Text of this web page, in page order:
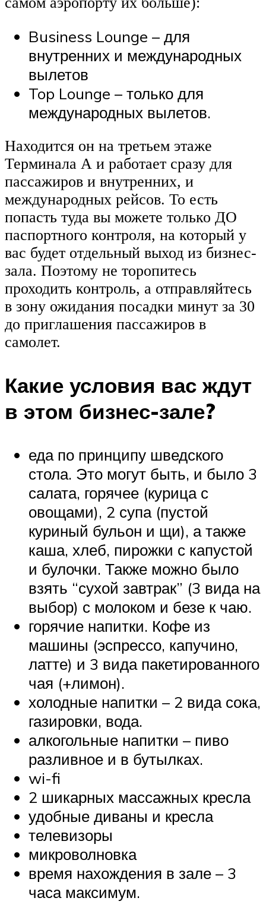
Business Lounge – для
внутренних и международных
вылетов
Top Lounge – только для
международных вылетов.
Находится он на третьем этаже
Терминала А и работает сразу для
пассажиров и внутренних, и
международных рейсов. То есть
попасть туда вы можете только ДО
паспортного контроля, на который у
вас будет отдельный выход из бизнес-
зала. Поэтому не торопитесь
проходить контроль, а отправляйтесь
в зону ожидания посадки минут за 30
до приглашения пассажиров в
самолет.
Какие условия вас ждут
в этом бизнес-зале?
еда по принципу шведского
стола. Это могут быть, и было 3
салата, горячее (курица с
овощами), 2 супа (пустой
куриный бульон и щи), а также
каша, хлеб, пирожки с капустой
и булочки. Также можно было
взять “сухой завтрак” (3 вида на
выбор) с молоком и безе к чаю.
горячие напитки. Кофе из
машины (эспрессо, капучино,
латте) и 3 вида пакетированного
чая (+лимон).
холодные напитки – 2 вида сока,
газировки, вода.
алкогольные напитки – пиво
разливное и в бутылках.
wi-fi
2 шикарных массажных кресла
удобные диваны и кресла
телевизоры
микроволновка
время нахождения в зале – 3
часа максимум.